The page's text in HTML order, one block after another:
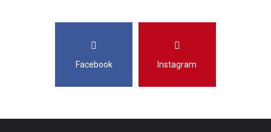
Facebook Instagram